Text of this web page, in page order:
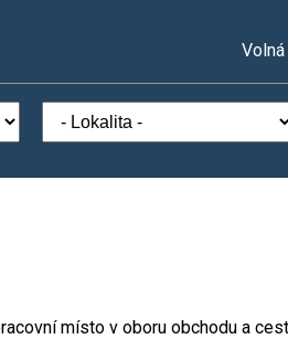
místo v oboru obchodu a